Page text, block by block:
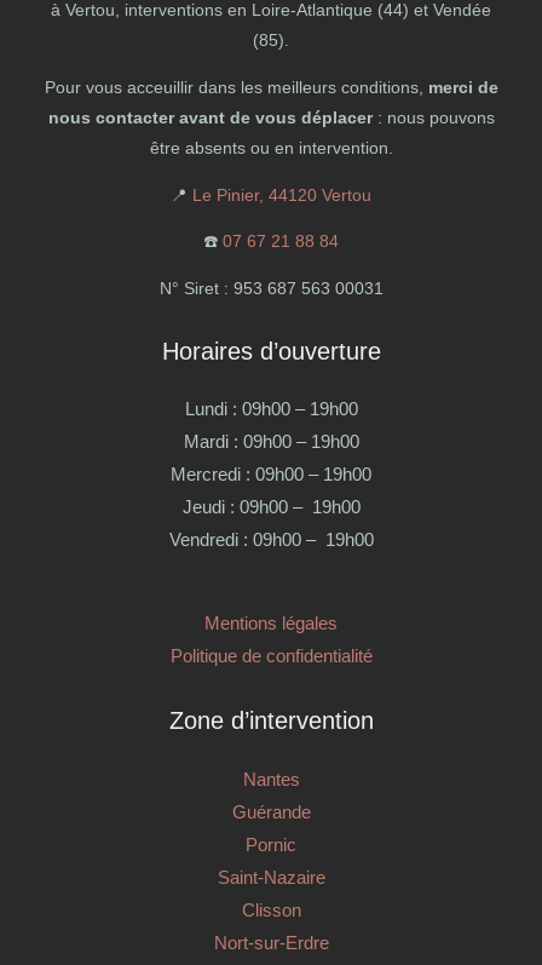
à Vertou, interventions en Loire-Atlantique (44) et Vendée
(85).
Pour vous acceuillir dans les meilleurs conditions, merci de
nous contacter avant de vous déplacer: nous pouvons
être absents ou en intervention.
📍 Le Pinier, 44120 Vertou
☎️ 07 67 21 88 84
N° Siret : 953 687 563 00031
Horaires d’ouverture
Lundi : 09h00 – 19h00
Mardi : 09h00 – 19h00
Mercredi : 09h00 – 19h00
Jeudi : 09h00 – 19h00
Vendredi : 09h00 – 19h00
Mentions légales
Politique de confidentialité
Zone d’intervention
Nantes
Guérande
Pornic
Saint-Nazaire
Clisson
Nort-sur-Erdre